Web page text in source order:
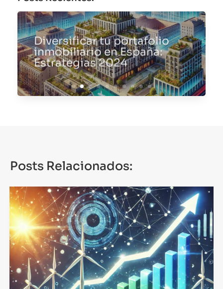
Diversificar tu portafolio
inmobiliario en España:
Estrategias 2024
Posts Relacionados: